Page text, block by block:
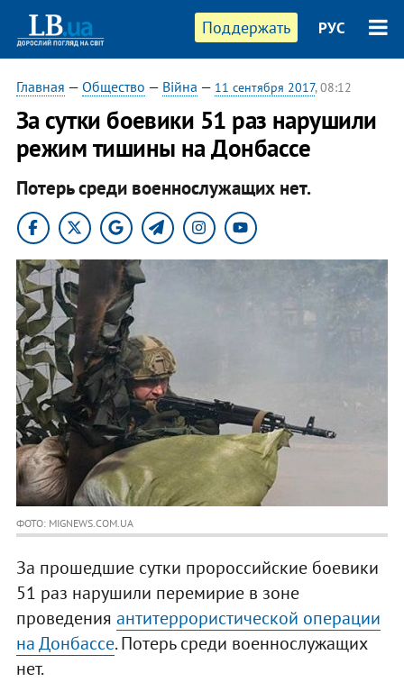
Поддержать РУС
Главная — Общество — Війна — 11 сентября 2017, 08:12
За сутки боевики 51 раз нарушили
режим тишины на Донбассе
Потерь среди военнослужащих нет.
ФОТО: MIGNEWS.COM.UA
За прошедшие сутки пророссийские боевики
51 раз нарушили перемирие в зоне
проведения антитеррористической операции
на Донбассе. Потерь среди военнослужащих
нет.